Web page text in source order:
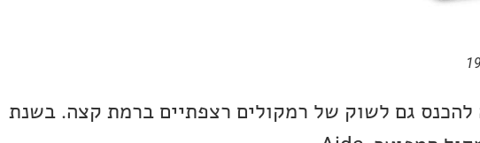
החלה להכנס גם לשוק של רמקולים רצפתיים ברמת קצה. בשנת